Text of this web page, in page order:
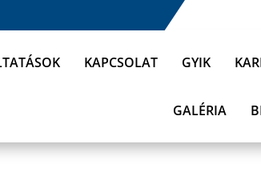
KAPCSOLAT GYIK
GALÉRIA